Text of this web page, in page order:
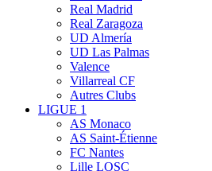
Real Madrid
Real Zaragoza
UD Almería
UD Las Palmas
Valence
Villarreal CF
Autres Clubs
LIGUE 1
AS Monaco
AS Saint-Étienne
FC Nantes
Lille LOSC